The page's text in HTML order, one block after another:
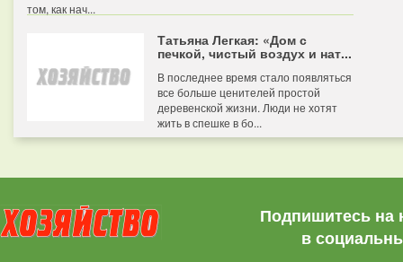
том, как нач...
Татьяна Легкая: «Дом с
печкой, чистый воздух и нат...
В последнее время стало появляться
все больше ценителей простой
деревенской жизни. Люди не хотят
жить в спешке в бо...
Подпишитесь на
в